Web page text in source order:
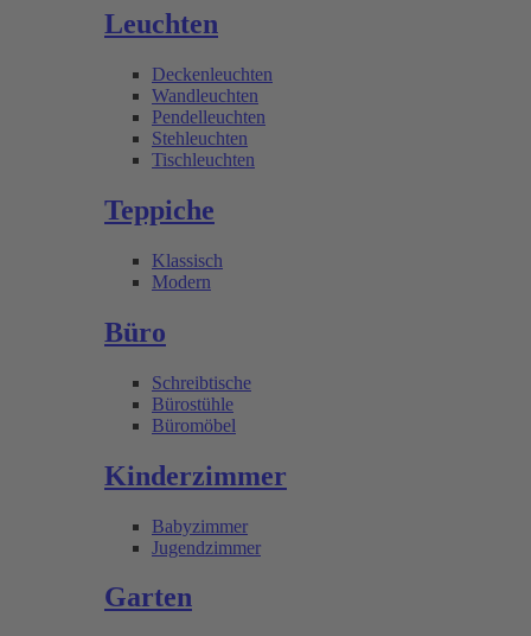
Leuchten
Deckenleuchten
Wandleuchten
Pendelleuchten
Stehleuchten
Tischleuchten
Teppiche
Klassisch
Modern
Büro
Schreibtische
Bürostühle
Büromöbel
Kinderzimmer
Babyzimmer
Jugendzimmer
Garten